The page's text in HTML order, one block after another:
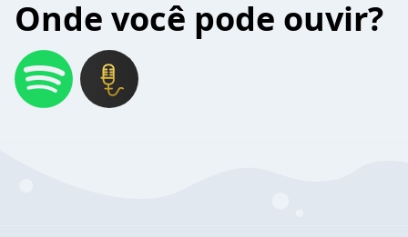
Onde você pode ouvir?